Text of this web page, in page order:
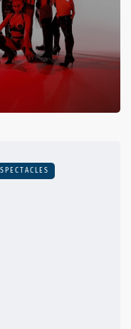
SPECTACLES